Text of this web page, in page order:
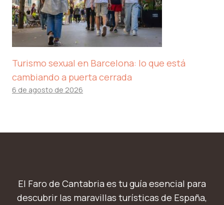
Turismo sexual en Barcelona: lo que está
cambiando a puerta cerrada
6 de agosto de 2026
El Faro de Cantabria es tu guía esencial para
descubrir las maravillas turísticas de España,